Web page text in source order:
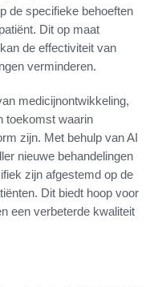
de specifieke behoeften
Dit op maat
de effectiviteit van
verminderen.
medicijnontwikkeling,
toekomst waarin
zijn. Met behulp van AI
nieuwe behandelingen
zijn afgestemd op de
Dit biedt hoop voor
een verbeterde kwaliteit